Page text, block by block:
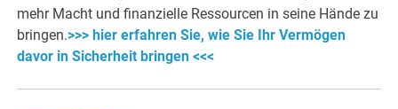
mehr Macht und finanzielle Ressourcen in seine Hände zu
bringen.>>> hier erfahren Sie, wie Sie Ihr Vermögen
davor in Sicherheit bringen <<<